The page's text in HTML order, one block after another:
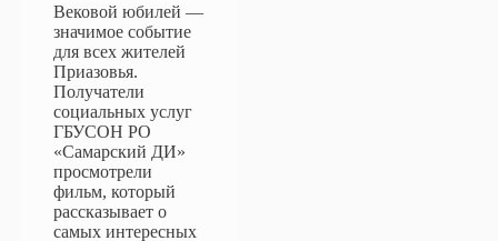
Вековой юбилей —
значимое событие
для всех жителей
Приазовья.
Получатели
социальных услуг
ГБУСОН РО
«Самарский ДИ»
просмотрели
фильм, который
рассказывает о
самых интересных